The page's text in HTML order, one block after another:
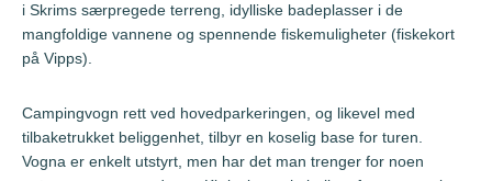
i Skrims særpregede terreng, idylliske badeplasser i de
mangfoldige vannene og spennende fiskemuligheter (fiskekort
på Vipps).
Campingvogn rett ved hovedparkeringen, og likevel med
tilbaketrukket beliggenhet, tilbyr en koselig base for turen.
Vogna er enkelt utstyrt, men har det man trenger for noen